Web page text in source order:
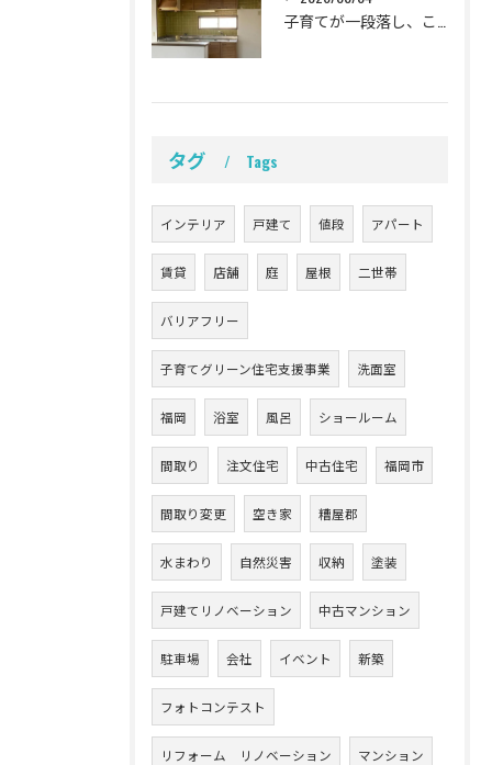
タグ Tags
インテリア 戸建て 値段 アパート
賃貸 店舗 庭 屋根 二世帯
バリアフリー
子育てグリーン住宅支援事業 洗面室
福岡 浴室 風呂 ショールーム
間取り 注文住宅 中古住宅 福岡市
間取り変更 空き家 糟屋郡
水まわり 自然災害 収納 塗装
戸建てリノベーション 中古マンション
駐車場 会社 イベント 新築
フォトコンテスト
リフォーム リノベーション マンション